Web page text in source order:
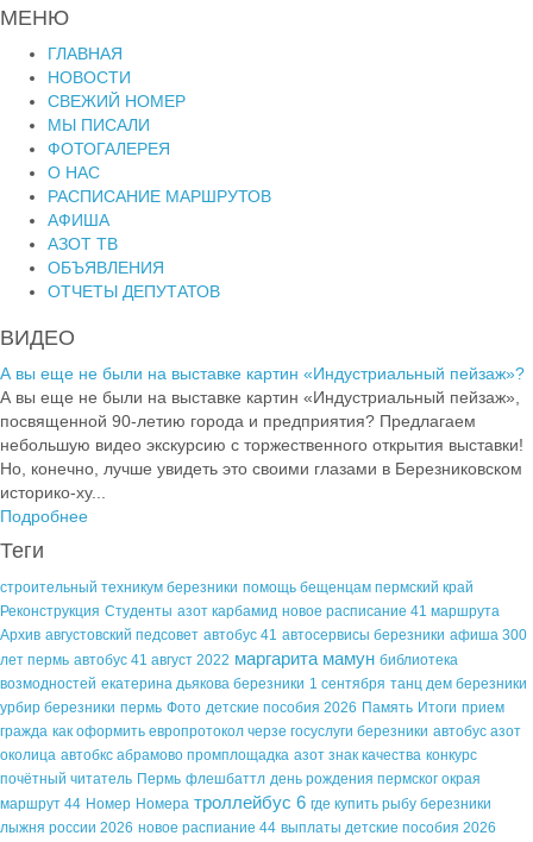
МЕНЮ
ГЛАВНАЯ
НОВОСТИ
СВЕЖИЙ НОМЕР
МЫ ПИСАЛИ
ФОТОГАЛЕРЕЯ
О НАС
РАСПИСАНИЕ МАРШРУТОВ
АФИША
АЗОТ ТВ
ОБЪЯВЛЕНИЯ
ОТЧЕТЫ ДЕПУТАТОВ
ВИДЕО
А вы еще не были на выставке картин «Индустриальный пейзаж»?
А вы еще не были на выставке картин «Индустриальный пейзаж»,
посвященной 90-летию города и предприятия? Предлагаем
небольшую видео экскурсию с торжественного открытия выставки!
Но, конечно, лучше увидеть это своими глазами в Березниковском
историко-ху...
Подробнее
Теги
строительный техникум березники помощь бещенцам пермский край
Реконструкция Студенты азот карбамид новое расписание 41 маршрута
Архив августовский педсовет автобус 41 автосервисы березники афиша 300
лет пермь автобус 41 август 2022 маргарита мамун библиотека
возмодностей екатерина дьякова березники 1 сентября танц дем березники
урбир березники пермь Фото детские пособия 2026 Память Итоги прием
гражда как оформить европротокол черзе госуслуги березники автобус азот
околица автобкс абрамово промплощадка азот знак качества конкурс
почётный читатель Пермь флешбаттл день рождения пермског окрая
маршрут 44 Номер Номера троллейбус 6 где купить рыбу березники
лыжня россии 2026 новое распиание 44 выплаты детские пособия 2026